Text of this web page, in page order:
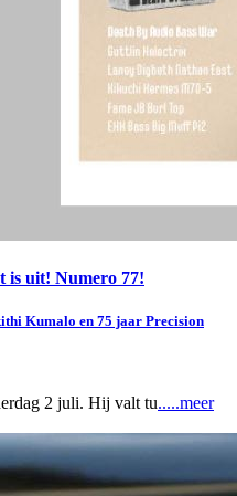
is uit! Numero 77!
Kumalo en 75 jaar Precision
2 juli. Hij valt tu.....meer